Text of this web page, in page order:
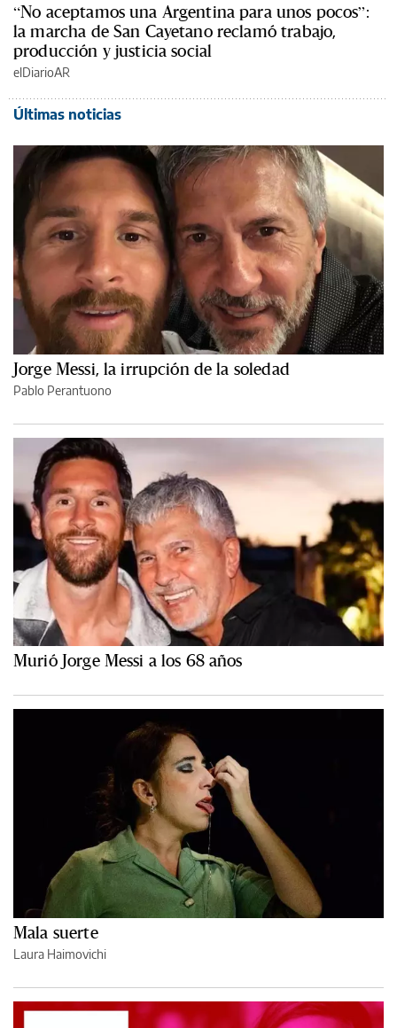
“No aceptamos una Argentina para unos pocos”:
la marcha de San Cayetano reclamó trabajo,
producción y justicia social
elDiarioAR
Últimas noticias
Jorge Messi, la irrupción de la soledad
Pablo Perantuono
Murió Jorge Messi a los 68 años
Mala suerte
Laura Haimovichi